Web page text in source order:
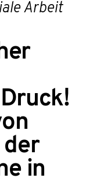
Arbeit
in